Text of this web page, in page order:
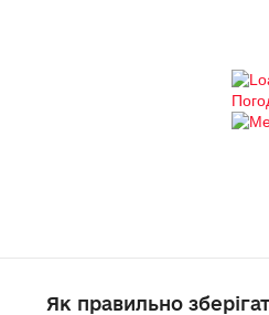
Як правильно